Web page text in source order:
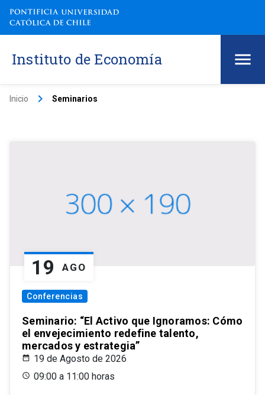
Instituto de Economía
Inicio keyboard_arrow_right Seminarios
19 AGO
Conferencias
Seminario: “El Activo que Ignoramos: Cómo
el envejecimiento redefine talento,
mercados y estrategia”
19 de Agosto de 2026
09:00 a 11:00 horas